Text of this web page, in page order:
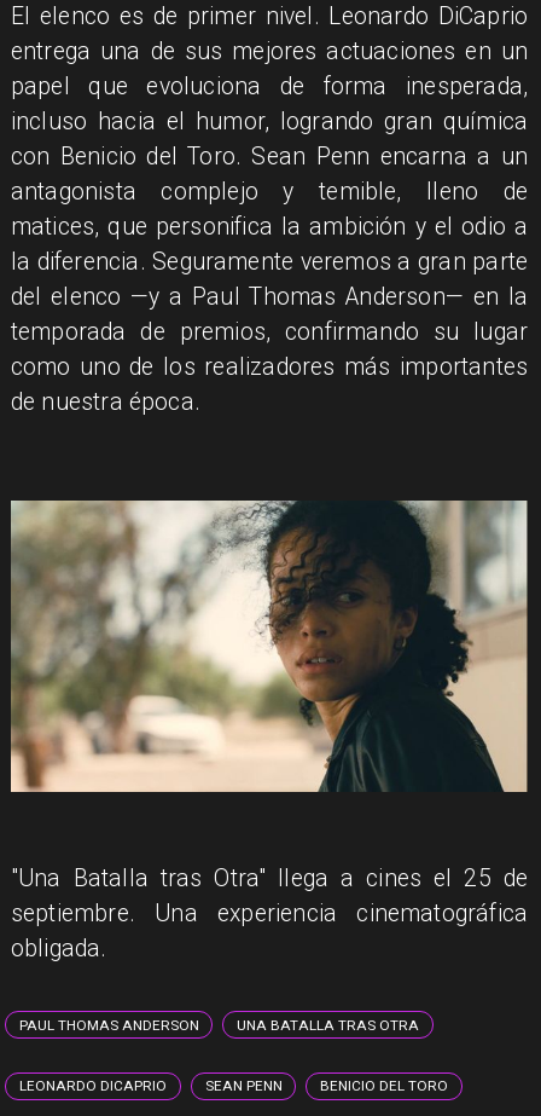
El elenco es de primer nivel. Leonardo DiCaprio
entrega una de sus mejores actuaciones en un
papel que evoluciona de forma inesperada,
incluso hacia el humor, logrando gran química
con Benicio del Toro. Sean Penn encarna a un
antagonista complejo y temible, lleno de
matices, que personifica la ambición y el odio a
la diferencia. Seguramente veremos a gran parte
del elenco —y a Paul Thomas Anderson— en la
temporada de premios, confirmando su lugar
como uno de los realizadores más importantes
de nuestra época.
"Una Batalla tras Otra" llega a cines el 25 de
septiembre. Una experiencia cinematográfica
obligada.
PAUL THOMAS ANDERSON UNA BATALLA TRAS OTRA
LEONARDO DICAPRIO SEAN PENN BENICIO DEL TORO